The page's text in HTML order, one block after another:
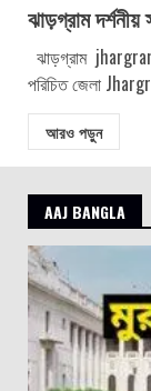
ঝাড়গ্রাম দর্শনীয়
ঝাড়গ্রাম
পরিচিত জেলা
আরও পড়ুন
AAJ BANGLA